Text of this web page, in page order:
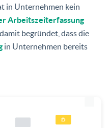
in Unternehmen kein
Arbeitszeiterfassung
begründet, dass die
in Unternehmen bereits